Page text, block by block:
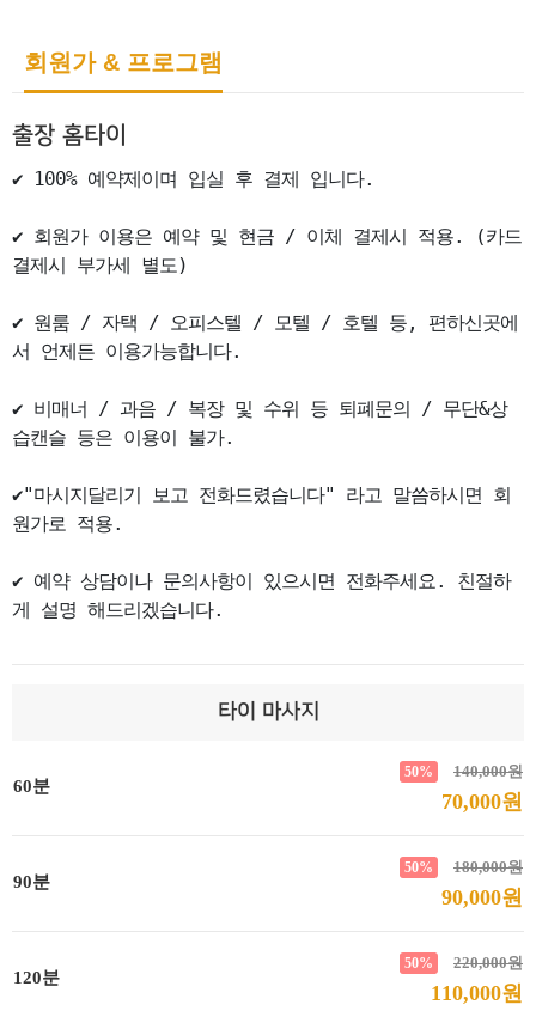
회원가 & 프로그램
출장 홈타이
✔ 100% 예약제이며 입실 후 결제 입니다.
✔ 회원가 이용은 예약 및 현금 / 이체 결제시 적용. (카드
결제시 부가세 별도)
✔ 원룸 / 자택 / 오피스텔 / 모텔 / 호텔 등, 편하신곳에
서 언제든 이용가능합니다.
✔ 비매너 / 과음 / 복장 및 수위 등 퇴폐문의 / 무단&상
습캔슬 등은 이용이 불가.
✔"마시지달리기 보고 전화드렸습니다" 라고 말씀하시면 회
원가로 적용.
✔ 예약 상담이나 문의사항이 있으시면 전화주세요. 친절하
게 설명 해드리겠습니다.
타이 마사지
60분
140,000원
50%
70,000원
90분
180,000원
50%
90,000원
120분
220,000원
50%
110,000원